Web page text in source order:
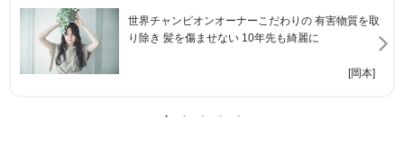
圧倒的なデザイン力でゲストの魅力を高めます!!保育
士常勤の託児ルームも完備でママさんも安心♪♪